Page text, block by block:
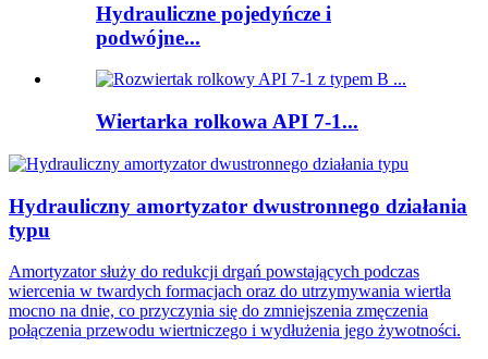
Hydrauliczne pojedyńcze i
podwójne...
Wiertarka rolkowa API 7-1...
Hydrauliczny amortyzator dwustronnego działania
typu
Amortyzator służy do redukcji drgań powstających podczas
wiercenia w twardych formacjach oraz do utrzymywania wiertła
mocno na dnie, co przyczynia się do zmniejszenia zmęczenia
połączenia przewodu wiertniczego i wydłużenia jego żywotności.